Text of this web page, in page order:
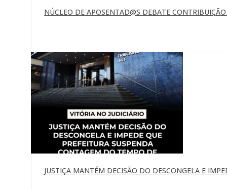
NÚCLEO DE APOSENTAD@S DEBATE
JUSTIÇA MANTÉM DECISÃO DO DESCONGELA E